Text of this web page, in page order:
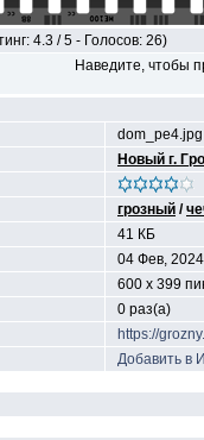
4.3 / 5 - Голосов: 26)
Наведите, чтобы
dom_pe4.jpg
Новый г.
грозный /
41 КБ
04 Фев, 2024
600 x 399
0 раз(а)
https://
Добавить в